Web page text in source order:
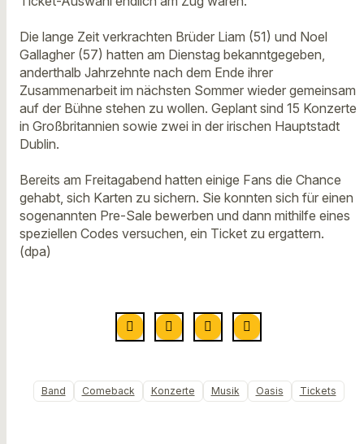
Die lange Zeit verkrachten Brüder Liam (51) und Noel
Gallagher (57) hatten am Dienstag bekanntgegeben,
anderthalb Jahrzehnte nach dem Ende ihrer
Zusammenarbeit im nächsten Sommer wieder gemeinsam
auf der Bühne stehen zu wollen. Geplant sind 15 Konzerte
in Großbritannien sowie zwei in der irischen Hauptstadt
Dublin.
Bereits am Freitagabend hatten einige Fans die Chance
gehabt, sich Karten zu sichern. Sie konnten sich für einen
sogenannten Pre-Sale bewerben und dann mithilfe eines
speziellen Codes versuchen, ein Ticket zu ergattern.
(dpa)
Band Comeback Konzerte Musik Oasis Tickets